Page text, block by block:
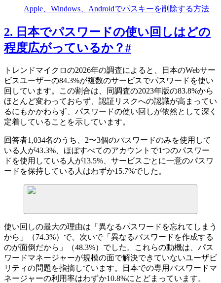
Apple、Windows、Androidでパスキーを削除する方法
2. 日本でパスワードの使い回しはどの
程度広がっているか？#
トレンドマイクロの2026年の調査によると、日本のWebサー
ビスユーザーの84.3%が複数のサービスでパスワードを使い
回しています。この割合は、同調査の2023年版の83.8%から
ほとんど変わっておらず、認証リスクへの認識が高まってい
るにもかかわらず、パスワードの使い回しが依然として深く
定着していることを示しています。
回答者1,034名のうち、2〜3個のパスワードのみを使用して
いる人が43.3%、ほぼすべてのアカウントで1つのパスワー
ドを使用している人が13.5%、サービスごとに一意のパスワ
ードを保持している人はわずか15.7%でした。
使い回しの最大の理由は「異なるパスワードを忘れてしまう
から」（74.3%）で、次いで「異なるパスワードを作成する
のが面倒だから」（48.3%）でした。これらの動機は、パス
ワードマネージャーが規模の面で解決できていないユーザビ
リティの問題を指摘しています。日本での専用パスワードマ
ネージャーの利用率はわずか10.8%にとどまっています。